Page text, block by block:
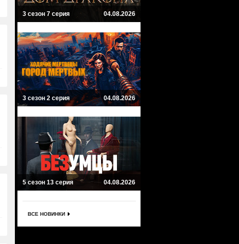
3 сезон 7 серия 04.08.2026
3 сезон 2 серия 04.08.2026
5 сезон 13 серия 04.08.2026
ВСЕ НОВИНКИ